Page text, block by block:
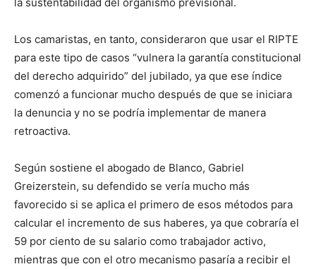
Los camaristas, en tanto, consideraron que usar el RIPTE
para este tipo de casos “vulnera la garantía constitucional
del derecho adquirido” del jubilado, ya que ese índice
comenzó a funcionar mucho después de que se iniciara
la denuncia y no se podría implementar de manera
retroactiva.
Según sostiene el abogado de Blanco, Gabriel
Greizerstein, su defendido se vería mucho más
favorecido si se aplica el primero de esos métodos para
calcular el incremento de sus haberes, ya que cobraría el
59 por ciento de su salario como trabajador activo,
mientras que con el otro mecanismo pasaría a recibir el